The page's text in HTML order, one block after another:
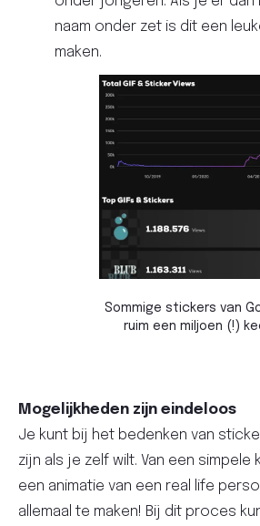
naam onder zet is dit een
maken.
Sommige stickers van
ruim een miljoen (!)
Mogelijkheden zijn eindeloos
Je kunt bij het bedenken van
zijn als je zelf wilt. Van een
een animatie van een real life
allemaal te maken! Bij dit proces